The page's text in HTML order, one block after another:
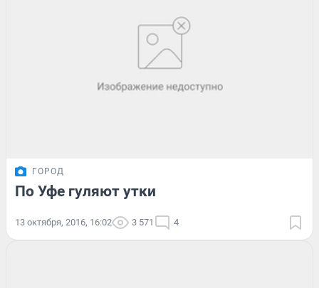
ГОРОД
По Уфе гуляют утки
13 октября, 2016, 16:02 3 571 4